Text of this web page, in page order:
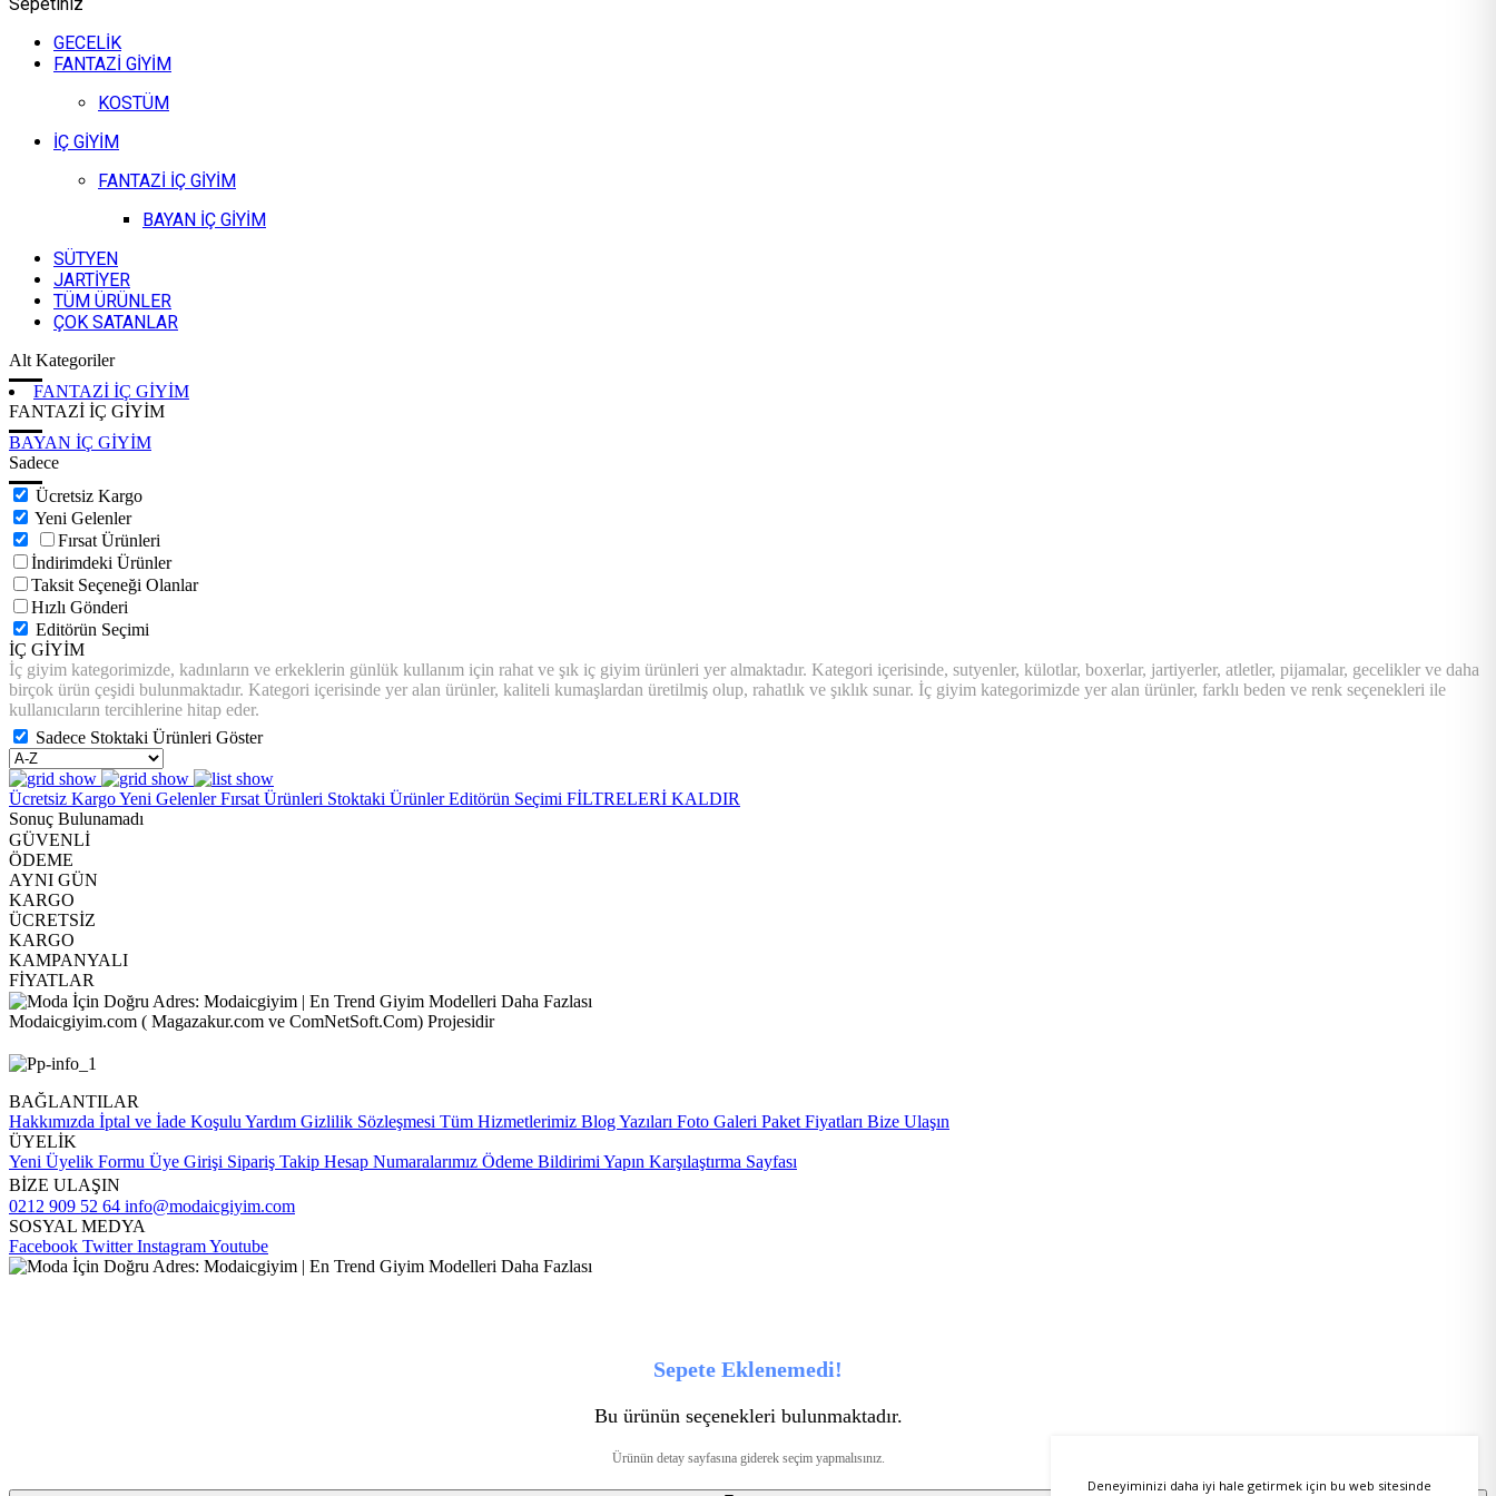
Deneyiminizi daha iyi hale getirmek için bu web sitesinde
GECELİK
FANTAZİ GİYİM
KOSTÜM
İÇ GİYİM
FANTAZİ İÇ GİYİM
BAYAN İÇ GİYİM
SÜTYEN
JARTİYER
TÜM ÜRÜNLER
ÇOK SATANLAR
Alt Kategoriler
FANTAZİ İÇ GİYİM
FANTAZİ İÇ GİYİM
BAYAN İÇ GİYİM
Sadece
Ücretsiz Kargo
Yeni Gelenler
Fırsat Ürünleri
İndirimdeki Ürünler
Taksit Seçeneği Olanlar
Hızlı Gönderi
Editörün Seçimi
İÇ GİYİM
İç giyim kategorimizde, kadınların ve erkeklerin günlük kullanım için rahat ve şık iç giyim ürünleri yer almaktadır. Kategori içerisinde, sutyenler, külotlar, boxerlar, jartiyerler, atletler, pijamalar, gecelikler ve daha
birçok ürün çeşidi bulunmaktadır. Kategori içerisinde yer alan ürünler, kaliteli kumaşlardan üretilmiş olup, rahatlık ve şıklık sunar. İç giyim kategorimizde yer alan ürünler, farklı beden ve renk seçenekleri ile
kullanıcıların tercihlerine hitap eder.
Sadece Stoktaki Ürünleri Göster
Ücretsiz KargoYeni GelenlerFırsat Ürünleri Stoktaki ÜrünlerEditörün Seçimi FİLTRELERİ KALDIR
Sonuç Bulunamadı
GÜVENLİ
ÖDEME
AYNI GÜN
KARGO
ÜCRETSİZ
KARGO
KAMPANYALI
FİYATLAR
Modaicgiyim.com ( Magazakur.com ve ComNetSoft.Com) Projesidir
BAĞLANTILAR
Hakkımızda İptal ve İade Koşulu Yardım Gizlilik Sözleşmesi Tüm Hizmetlerimiz Blog Yazıları Foto Galeri Paket Fiyatları Bize Ulaşın
ÜYELİK
Yeni Üyelik Formu Üye Girişi Sipariş Takip Hesap Numaralarımız Ödeme Bildirimi Yapın Karşılaştırma Sayfası
BİZE ULAŞIN
0212 909 52 64 info@modaicgiyim.com
SOSYAL MEDYA
Facebook TwitterInstagramYoutube
Sepete Eklenemedi!
Bu ürünün seçenekleri bulunmaktadır.
Ürünün detay sayfasına giderek seçim yapmalısınız.